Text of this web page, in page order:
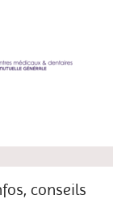
conseils